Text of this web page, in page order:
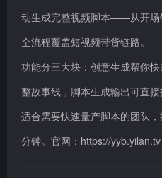
动生成完整视频脚本——从开场
全流程覆盖短视频带货链路。
功能分三大块：创意生成帮你
整故事线，脚本生成输出可直接
适合需要快速量产脚本的团队
分钟。官网：https://yyb.yilan.tv